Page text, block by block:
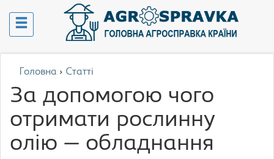
Головна › Статті
За допомогою чого
отримати рослинну
олію — обладнання